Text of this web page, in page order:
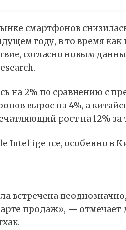
смартфонов
году, в то время
согласно новым
на 2% по сравнению с
вырос на 4%, а
рост на 12% за
Intelligence, особенно в
встречена
продаж», — отмечает